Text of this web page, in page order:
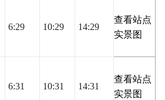
6:29 10:29 14:29
查看站点
实景图
6:31 10:31 14:31
查看站点
实景图